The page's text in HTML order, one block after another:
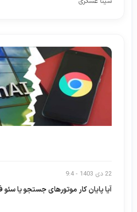
22 دی 1403 - 9:4
آیا پایان کار موتورهای جستجو یا